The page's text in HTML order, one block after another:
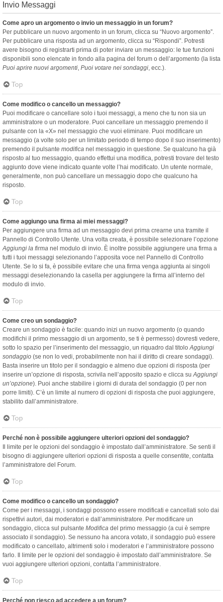
Invio Messaggi
Come apro un argomento o invio un messaggio in un forum?
Per pubblicare un nuovo argomento in un forum, clicca su “Nuovo argomento”.
Per pubblicare una risposta ad un argomento, clicca su “Rispondi”. Potresti
avere bisogno di registrarti prima di poter inviare un messaggio: le tue funzioni
disponibili sono elencate in fondo alla pagina del forum o dell’argomento (la lista
Puoi aprire nuovi argomenti, Puoi votare nei sondaggi, ecc.).
Top
Come modifico o cancello un messaggio?
Puoi modificare o cancellare solo i tuoi messaggi, a meno che tu non sia un
amministratore o un moderatore. Puoi cancellare un messaggio premendo il
pulsante con la «X» nel messaggio che vuoi eliminare. Puoi modificare un
messaggio (a volte solo per un limitato periodo di tempo dopo il suo inserimento)
premendo il pulsante modifica nel messaggio in questione. Se qualcuno ha già
risposto al tuo messaggio, quando effettui una modifica, potresti trovare del testo
aggiunto dove viene indicato quante volte l’hai modificato. Un utente normale,
generalmente, non può cancellare un messaggio dopo che qualcuno ha
risposto.
Top
Come aggiungo una firma ai miei messaggi?
Per aggiungere una firma ad un messaggio devi prima crearne una tramite il
Pannello di Controllo Utente. Una volta creata, è possibile selezionare l’opzione
Aggiungi la firma nel modulo di invio. È inoltre possibile aggiungere una firma a
tutti i tuoi messaggi selezionando l’apposita voce nel Pannello di Controllo
Utente. Se lo si fa, è possibile evitare che una firma venga aggiunta ai singoli
messaggi deselezionando la casella per aggiungere la firma all’interno del
modulo di invio.
Top
Come creo un sondaggio?
Creare un sondaggio è facile: quando inizi un nuovo argomento (o quando
modifichi il primo messaggio di un argomento, se ti è permesso) dovresti vedere,
sotto lo spazio per l’inserimento del messaggio, un riquadro dal titoloAggiungi
sondaggio (se non lo vedi, probabilmente non hai il diritto di creare sondaggi).
Basta inserire un titolo per il sondaggio e almeno due opzioni di risposta (per
inserire un’opzione di risposta, scrivila nell’apposito spazio e clicca suAggiungi
un’opzione). Puoi anche stabilire i giorni di durata del sondaggio (0 per non
porre limiti). C’è un limite al numero di opzioni di risposta che puoi aggiungere,
stabilito dall’amministratore.
Top
Perché non è possibile aggiungere ulteriori opzioni del sondaggio?
Il limite per le opzioni del sondaggio è impostato dall’amministratore. Se senti il
bisogno di aggiungere ulteriori opzioni di risposta a quelle consentite, contatta
l’amministratore del Forum.
Top
Come modifico o cancello un sondaggio?
Come per i messaggi, i sondaggi possono essere modificati e cancellati solo dai
rispettivi autori, dai moderatori e dall’amministratore. Per modificare un
sondaggio, clicca sul pulsante Modifica del primo messaggio (a cui è sempre
associato il sondaggio). Se nessuno ha ancora votato, il sondaggio può essere
modificato o cancellato, altrimenti solo i moderatori e l’amministratore possono
farlo. Il limite per le opzioni del sondaggio è impostato dall’amministratore. Se
vuoi aggiungere ulteriori opzioni, contatta l’amministratore.
Top
Perché non riesco ad accedere a un forum?